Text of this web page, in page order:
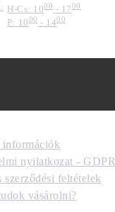
H-Cs: 1000 - 1700
P: 1000- 1400
információk
nyilatkozat - GDPR
szerződési feltételek
vásárolni?